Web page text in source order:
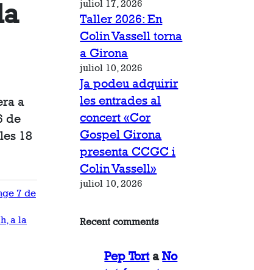
a
de
18
7 de
a la
juliol 17, 2026
Taller 2026: En
Colin Vassell torna
a Girona
juliol 10, 2026
Ja podeu adquirir
les entrades al
concert «Cor
Gospel Girona
presenta CCGC i
Colin Vassell»
juliol 10, 2026
Recent comments
Pep TortaNo